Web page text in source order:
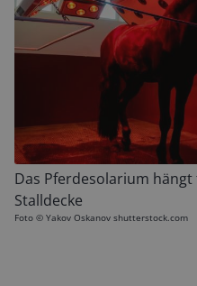
Das Pferdesolarium
Stalldecke
Foto © Yakov Oskanov shutterstock.com